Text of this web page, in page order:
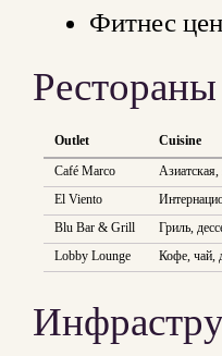
Фитнес
Рестораны
Outlet
Cuisine
Café Marco
Азиатская,
El Viento
Blu Bar & Grill
Гриль,
Lobby Lounge
Кофе, чай,